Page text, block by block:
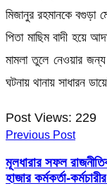
মিজানুর রহমানকে বগুড়া
পিতা মাছিম বাদী হয়ে
মামলা তুলে নেওয়ার জন্য
ঘটনায় থানায় সাধারন
Post Views: 229
Previous Post
মূলধারার সফল
হাজার কর্মকর্তা-